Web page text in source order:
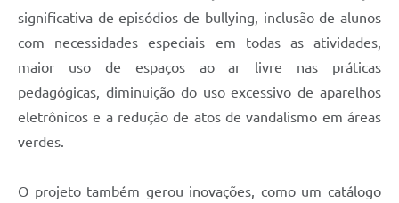
significativa de episódios de bullying, inclusão de alunos
com necessidades especiais em todas as atividades,
maior uso de espaços ao ar livre nas práticas
pedagógicas, diminuição do uso excessivo de aparelhos
eletrônicos e a redução de atos de vandalismo em áreas
verdes.
O projeto também gerou inovações, como um catálogo